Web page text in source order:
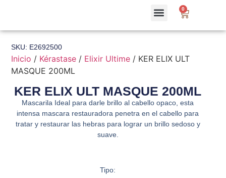
0
SKU: E2692500
Inicio / Kérastase / Elixir Ultime / KER ELIX ULT
MASQUE 200ML
KER ELIX ULT MASQUE 200ML
Mascarila Ideal para darle brillo al cabello opaco, esta
intensa mascara restauradora penetra en el cabello para
tratar y restaurar las hebras para lograr un brillo sedoso y
suave.
Tipo: